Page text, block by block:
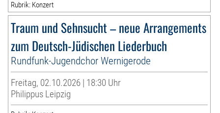
Rubrik: Konzert
Traum und Sehnsucht – neue Arrangements
zum Deutsch-Jüdischen Liederbuch
Rundfunk-Jugendchor Wernigerode
Freitag, 02.10.2026 | 18:30 Uhr
Philippus Leipzig